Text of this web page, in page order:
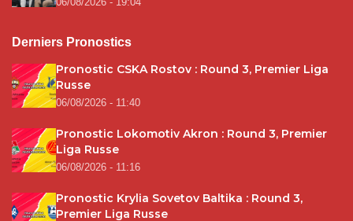
Derniers Pronostics
Pronostic CSKA Rostov : Round 3, Premier Liga
Russe
06/08/2026 - 11:40
Pronostic Lokomotiv Akron : Round 3, Premier
Liga Russe
06/08/2026 - 11:16
Pronostic Krylia Sovetov Baltika : Round 3,
Premier Liga Russe